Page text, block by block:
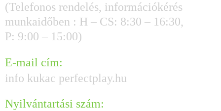
(Telefonos rendelés, információkérés
munkaidőben : H – CS: 8:30 – 16:30,
P: 9:00 – 15:00)
E-mail cím:
info kukac perfectplay.hu
Nyilvántartási szám: